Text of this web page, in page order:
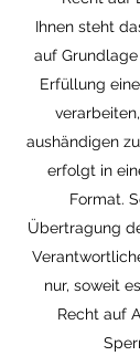
Ihnen steht
auf
Erfüllung
aushändigen
erfolgt in
Format.
Übertragung
nur, soweit
Recht auf